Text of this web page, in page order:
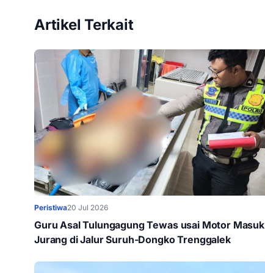
Artikel Terkait
Peristiwa20 Jul 2026
Guru Asal Tulungagung Tewas usai Motor Masuk
Jurang di Jalur Suruh-Dongko Trenggalek